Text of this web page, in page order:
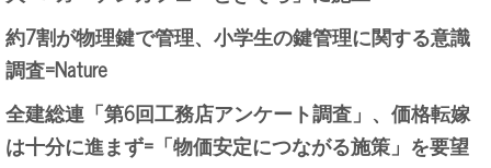
約7割が物理鍵で管理、小学生の鍵管理に関する意識
調査=Nature
全建総連「第6回工務店アンケート調査」、価格転嫁
は十分に進まず=「物価安定につながる施策」を要望